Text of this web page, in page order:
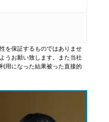
を保証するものではありませ
うお願い致します。また当社
用になった結果被った直接的